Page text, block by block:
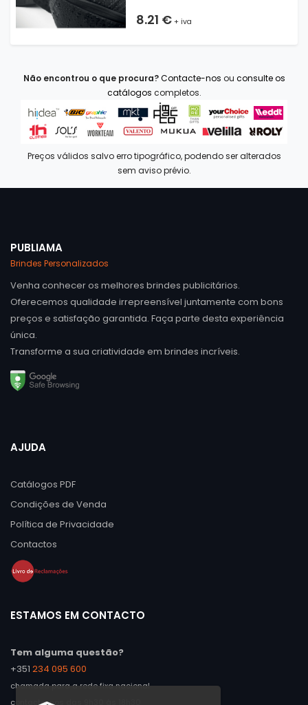
8.21 €+ iva
Não encontrou o que procura? Contacte-nos ou consulte os
catálogos completos.
Preços válidos salvo erro tipográfico, podendo ser alterados
sem aviso prévio.
PUBLIAMA
Brindes Personalizados
Venha conhecer os melhores brindes publicitários.
Oferecemos qualidade irrepreensível juntamente com bons
preços e satisfação garantida. Faça parte desta experiência
única.
Transforme a sua criatividade em brindes incríveis.
AJUDA
Catálogos PDF
Condições de Venda
Política de Privacidade
Contactos
ESTAMOS EM CONTACTO
Tem alguma questão?
+351 234 095 600
chamada para a rede fixa nacional
contacte-nos das 9h30 às 18h30